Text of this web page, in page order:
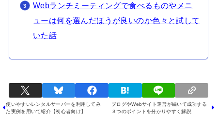
Webランチミーティングで食べるものやメニ
ューは何を選んだほうが良いのか色々と試して
いた話
ブログやWebサイト運営が続いて成功する
３つのポイントを分かりやすく解説
使いやすいレンタルサーバーを利用してみ
た実例を用いて紹介【初心者向け】